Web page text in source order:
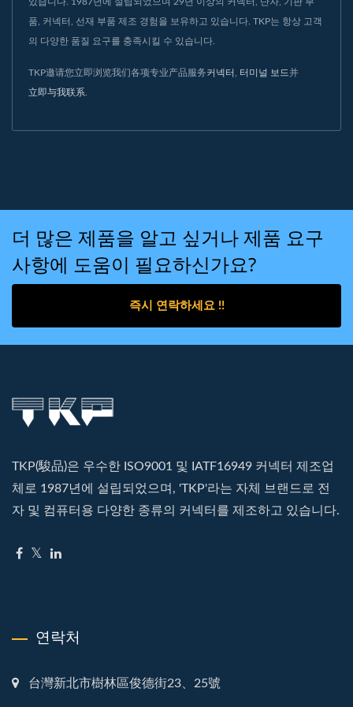
품, 커넥터, 선재 부품 제조 경험을 보유하고 있습니다. TKP는 항상 고객
의 다양한 품질 요구를 충족시킬 수 있습니다.
TKP邀请您立即浏览我们各项专业产品服务커넥터 터미널 보드并
立即与我联系
더 많은 제품을 알고 싶거나 제품 요구
사항에 도움이 필요하신가요?
즉시 연락하세요 !!
TKP(駿品)은 우수한 ISO9001 및 IATF16949 커넥터 제조업
체로 1987년에 설립되었으며, 'TKP'라는 자체 브랜드로 전
자 및 컴퓨터용 다양한 종류의 커넥터를 제조하고 있습니다.
연락처
台灣新北市樹林區俊德街23、25號